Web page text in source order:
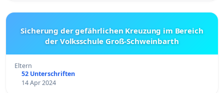
Sicherung der gefährlichen Kreuzung im Bereich
der Volksschule Groß-Schweinbarth
Eltern
52 Unterschriften
14 Apr 2024